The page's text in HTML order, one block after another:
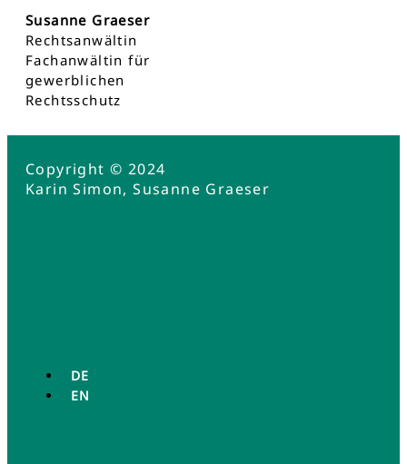
Susanne Graeser
Rechtsanwältin
Fachanwältin für
gewerblichen
Rechtsschutz
Copyright © 2024
Karin Simon, Susanne Graeser
DE
EN